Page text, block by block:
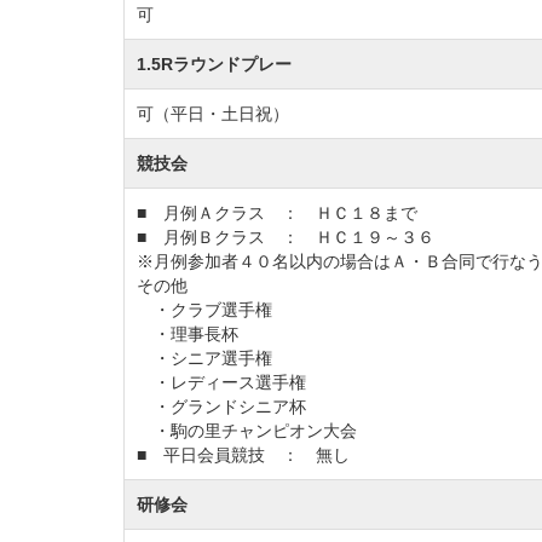
可
1.5Rラウンドプレー
可（平日・土日祝）
競技会
■ 月例Ａクラス ： ＨＣ１８まで
■ 月例Ｂクラス ： ＨＣ１９～３６
※月例参加者４０名以内の場合はＡ・Ｂ合同で行なう
その他
・クラブ選手権
・理事長杯
・シニア選手権
・レディース選手権
・グランドシニア杯
・駒の里チャンピオン大会
■ 平日会員競技 ： 無し
研修会